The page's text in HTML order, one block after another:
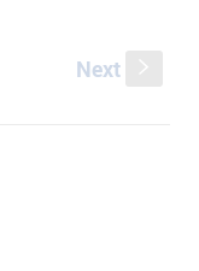
Next